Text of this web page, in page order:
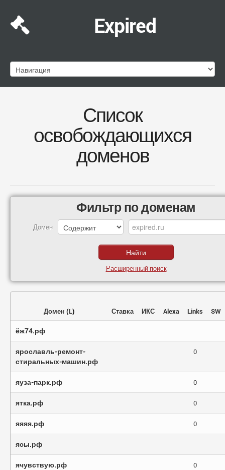
Expired
Список
освобождающихся
доменов
Фильтр по доменам
Домен
Расширенный поиск
Домен (L) Ставка ИКС Alexa Links SW
ёж74.рф
ярославль-ремонт-
стиральных-машин.рф
0
яуза-парк.рф 0
ятка.рф 0
яяяя.рф 0
ясы.рф
ячувствую.рф 0